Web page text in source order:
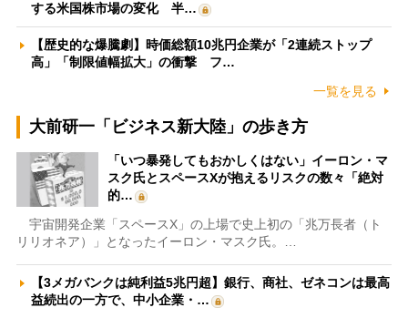
する米国株市場の変化 半…
【歴史的な爆騰劇】時価総額10兆円企業が「2連続ストップ
高」「制限値幅拡大」の衝撃 フ…
一覧を見る
大前研一「ビジネス新大陸」の歩き方
「いつ暴発してもおかしくはない」イーロン・マ
スク氏とスペースXが抱えるリスクの数々「絶対
的…
宇宙開発企業「スペースX」の上場で史上初の「兆万長者（ト
リリオネア）」となったイーロン・マスク氏。…
【3メガバンクは純利益5兆円超】銀行、商社、ゼネコンは最高
益続出の一方で、中小企業・…